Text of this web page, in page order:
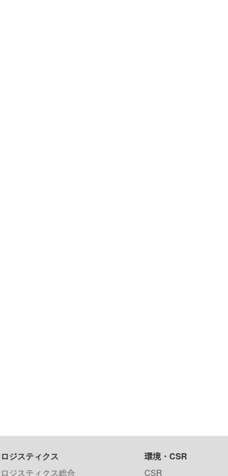
ロジスティクス
ロジスティクス総合
環境・CSR
CSR